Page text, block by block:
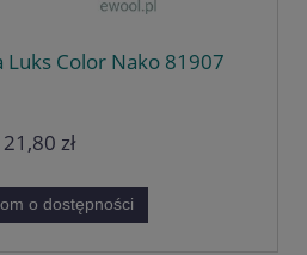
Luks Color Nako 81907
21,80 zł
o dostępności